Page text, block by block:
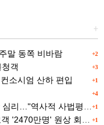
+
+2
말 동쪽 비바람
+3
객
+1
소시엄 산하 편입
+4
+1
역사적 사법평가"(종합)
+1
원상 회복, "고물가에 돌팡"